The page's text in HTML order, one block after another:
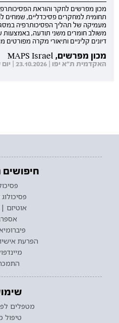
תחומית למחקרים פסיכדליים, שמחים
מעמיקה של תהליך הפסיכותרפיה
משולב חומרים משני תודעה, באמצעות
דיונים קליניים ותיאורי מקרה מפורטים
מכון מפרשים, MAPS Israel
האקדמית ת"א יפו | 23.10.2026 | יום שישי | 08:30-14:00
חיפושים
פסיכולוג
אוטיזם | ASD
הפרעת
מטפלים
טיפול